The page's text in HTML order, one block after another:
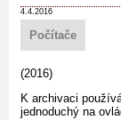
4.4.2016
Počítače
(2016)
K archivaci
jednoduchý na